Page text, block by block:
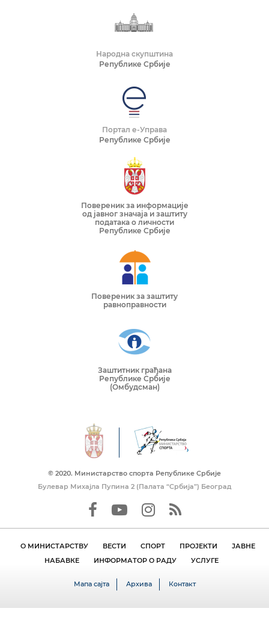
Народна скупштина
Републике Србије
Портал е-Управа
Републике Србије
Повереник за информације
од јавног значаја и заштиту
података о личности
Републике Србије
Повереник за заштиту
равноправности
Заштитник грађана
Републике Србије
(Омбудсман)
© 2020. Mинистарство спорта Републике Србије
Булевар Михајла Пупина 2 (Палата “Србија”) Београд
О МИНИСТАРСТВУ ВЕСТИ СПОРТ ПРОЈЕКТИ
ЈАВНЕ
НАБАВКЕ
ИНФОРМАТОР О РАДУ УСЛУГЕ
Мапа сајта Архива Контакт